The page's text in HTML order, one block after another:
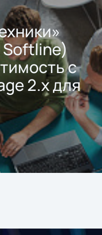
Softline)
с
2.x для